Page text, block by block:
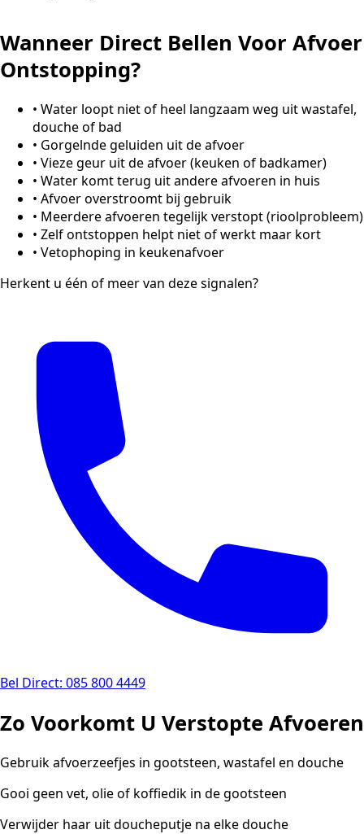
Wanneer Direct Bellen Voor Afvoer
Ontstopping?
• Water loopt niet of heel langzaam weg uit wastafel,
douche of bad
• Gorgelnde geluiden uit de afvoer
• Vieze geur uit de afvoer (keuken of badkamer)
• Water komt terug uit andere afvoeren in huis
• Afvoer overstroomt bij gebruik
• Meerdere afvoeren tegelijk verstopt (rioolprobleem)
• Zelf ontstoppen helpt niet of werkt maar kort
• Vetophoping in keukenafvoer
Herkent u één of meer van deze signalen?
Bel Direct: 085 800 4449
Zo Voorkomt U Verstopte Afvoeren
Gebruik afvoerzeefjes in gootsteen, wastafel en douche
Gooi geen vet, olie of koffiedik in de gootsteen
Verwijder haar uit doucheputje na elke douche